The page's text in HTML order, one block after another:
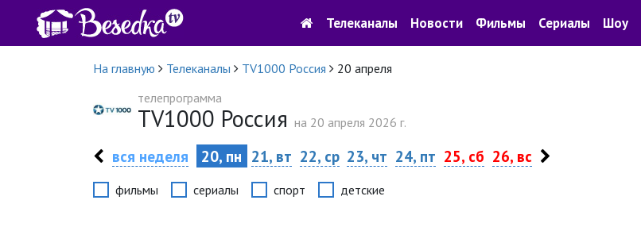
Телеканалы Новости Фильмы Сериалы Шоу
На главную Телеканалы TV1000 Россия
20 апреля
телепрограмма
TV1000 Россия на 20 апреля 2026 г.
вся неделя 20, пн 21, вт 22, ср 23, чт 24, пт 25, сб 26, вс
фильмы сериалы спорт детские